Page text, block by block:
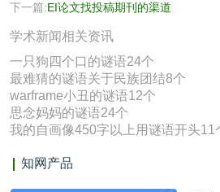
下一篇:EI论文找投稿期刊的渠道
学术新闻相关资讯
一只狗四个口的谜语24个
最难猜的谜语关于民族团结8个
warframe小丑的谜语12个
思念妈妈的谜语24个
我的自画像450字以上用谜语开头11
知网产品